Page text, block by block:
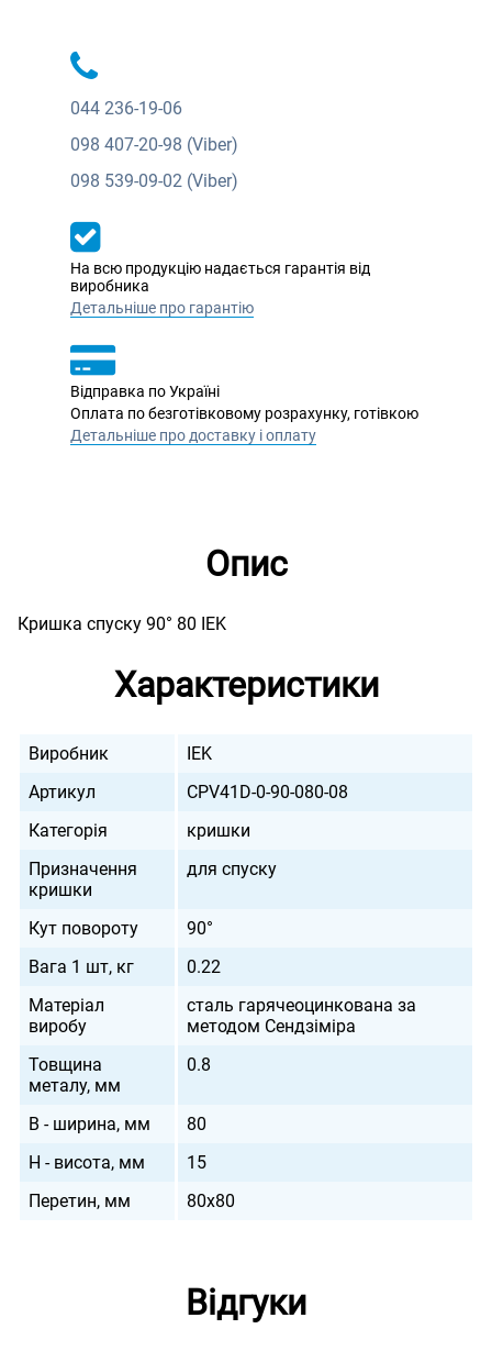
044 236-19-06
098 407-20-98 (Viber)
098 539-09-02 (Viber)
На всю продукцію надається гарантія від
виробника
Детальніше про гарантію
Відправка по Україні
Оплата по безготівковому розрахунку, готівкою
Детальніше про доставку і оплату
Опис
Кришка спуску 90° 80 IEK
Характеристики
Виробник
IEK
Артикул
CPV41D-0-90-080-08
Категорія
кришки
Призначення
кришки
для спуску
Кут повороту
90°
Вага 1 шт, кг
0.22
Матеріал
виробу
сталь гарячеоцинкована за
методом Сендзіміра
Товщина
металу, мм
0.8
B - ширина, мм
80
H - висота, мм
15
Перетин, мм
80х80
Відгуки